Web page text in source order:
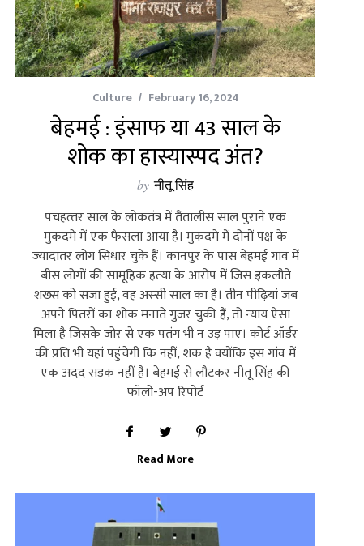
Culture February 16, 2024
बेहमई : इंसाफ या 43 साल के
शोक का हास्‍यास्‍पद अंत?
by नीतू सिंह
पचहत्‍तर साल के लोकतंत्र में तैंतालीस साल पुराने एक
मुकदमे में एक फैसला आया है। मुकदमे में दोनों पक्ष के
ज्‍यादातर लोग सिधार चुके हैं। कानपुर के पास बेहमई गांव में
बीस लोगों की सामूहिक हत्‍या के आरोप में जिस इकलौते
शख्‍स को सजा हुई, वह अस्‍सी साल का है। तीन पीढ़ियां जब
अपने पितरों का शोक मनाते गुजर चुकी हैं, तो न्‍याय ऐसा
मिला है जिसके जोर से एक पतंग भी न उड़ पाए। कोर्ट ऑर्डर
की प्रति भी यहां पहुंचेगी कि नहीं, शक है क्‍योंकि इस गांव में
एक अदद सड़क नहीं है। बेहमई से लौटकर नीतू सिंह की
फॉलो-अप रिपोर्ट
Read More